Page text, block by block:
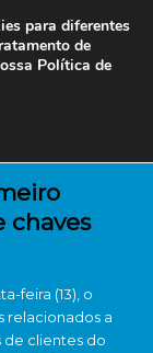
chaves
feira (13), o
relacionados a
de clientes do
para diferentes
de
Política de